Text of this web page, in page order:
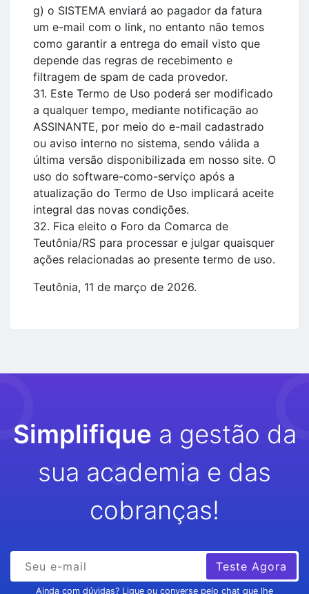
g) o SISTEMA enviará ao pagador da fatura
um e-mail com o link, no entanto não temos
como garantir a entrega do email visto que
depende das regras de recebimento e
filtragem de spam de cada provedor.
31. Este Termo de Uso poderá ser modificado
a qualquer tempo, mediante notificação ao
ASSINANTE, por meio do e-mail cadastrado
ou aviso interno no sistema, sendo válida a
última versão disponibilizada em nosso site. O
uso do software-como-serviço após a
atualização do Termo de Uso implicará aceite
integral das novas condições.
32. Fica eleito o Foro da Comarca de
Teutônia/RS para processar e julgar quaisquer
ações relacionadas ao presente termo de uso.
Teutônia, 11 de março de 2026.
Simplifique a gestão da
sua academia e das
cobranças!
Teste Agora
Ainda com dúvidas? Ligue ou converse pelo chat que lhe